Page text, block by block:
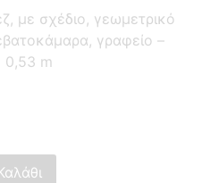
με σχέδιο, γεωμετρικό
γραφείο –
0,53 m